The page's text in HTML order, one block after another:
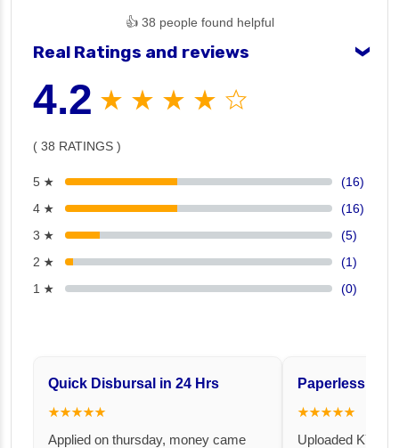
👍 38 people found helpful
Real Ratings and reviews ❯
4.2 ★ ★ ★ ★ ☆
( 38 RATINGS )
5 ★
(16)
4 ★
(16)
3 ★
(5)
2 ★
(1)
1 ★
(0)
Quick Disbursal in 24 Hrs
★★★★★
Applied on thursday, money came
Paperless and
★★★★★
Uploaded KYC